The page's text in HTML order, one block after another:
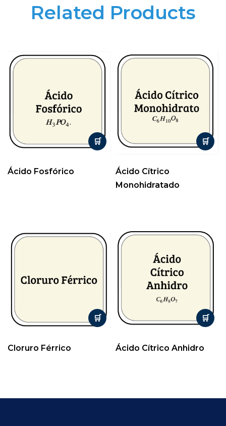
Related Products
Ácido Fosfórico
Ácido Cítrico
Monohidratado
Cloruro Férrico Ácido Cítrico Anhidro